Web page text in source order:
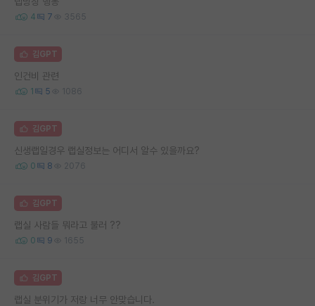
4 7 3565
김GPT
인건비 관련
1 5 1086
김GPT
신생랩일경우 랩실정보는 어디서 알수 있을까요?
0 8 2076
김GPT
랩실 사람들 뭐라고 불러 ??
0 9 1655
김GPT
랩실 분위기가 저랑 너무 안맞습니다.